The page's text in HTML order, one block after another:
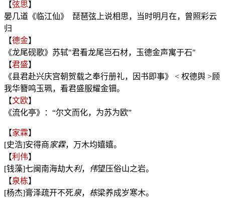
【弦思】
晏几道《临江仙》 琵琶弦上说相思，当时明月在，曾照彩云
归
【德金】
《龙尾砚歌》苏轼"君看龙尾岂石材，玉德金声寓于石"
【君盛】
《县君赴兴庆宫朝贺载之奉行册礼，因书即事》 < 权德舆 >顾
我华簪鸣玉珮，看君盛服耀金钿。
【文欧】
《流化亭》：“尔文而化，为苏为欧”
【家霖】
[史浩]安得商家霖，万木均嬉嬉。
【利伟】
[钱藻]七闽南海劫大利， 伟望压俗山之岩。
【泉栋】
[杨杰]膏泽疏开不死泉， 栋梁养成岁寒木。